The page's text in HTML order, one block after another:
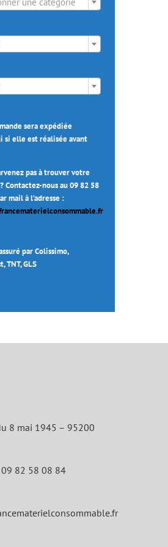
sera expédiée
si elle est réalisée avant
pas à trouver votre
Contactez-nous au 09 82 58
mail à l’adresse :
par Colissimo,
TNT, GLS
8 mai 1945 – 95200
09 82 58 08 84